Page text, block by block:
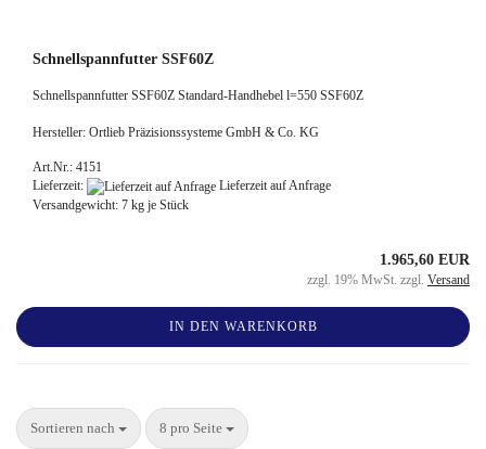
Schnellspannfutter SSF60Z
Schnellspannfutter SSF60Z Standard-Handhebel l=550 SSF60Z
Hersteller: Ortlieb Präzisionssysteme GmbH & Co. KG
Art.Nr.: 4151
Lieferzeit:
Lieferzeit auf Anfrage
Versandgewicht: 7 kg je Stück
1.965,60 EUR
zzgl. 19% MwSt. zzgl. Versand
IN DEN WARENKORB
Sortieren nach 8 pro Seite